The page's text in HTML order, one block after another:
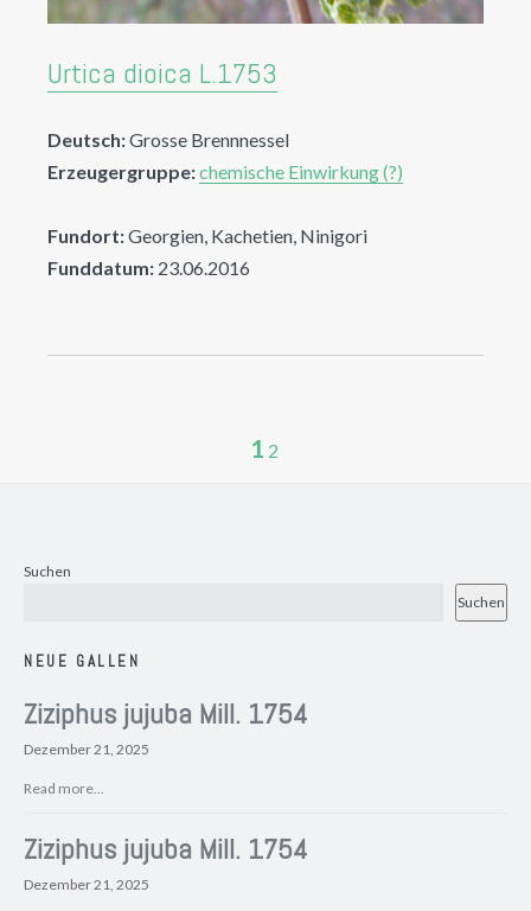
Urtica dioica L.1753
Deutsch:Grosse Brennnessel
Erzeugergruppe:chemische Einwirkung (?)
Fundort:Georgien, Kachetien, Ninigori
Funddatum: 23.06.2016
1 2
Suchen
Suchen
NEUE GALLEN
Ziziphus jujuba Mill. 1754
Dezember 21, 2025
Read more...
Ziziphus jujuba Mill. 1754
Dezember 21, 2025